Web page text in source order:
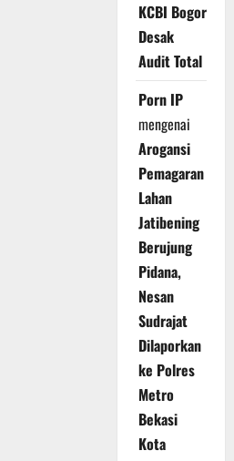
KCBI Bogor
Desak
Audit Total
Porn IP
mengenai
Arogansi
Pemagaran
Lahan
Jatibening
Berujung
Pidana,
Nesan
Sudrajat
Dilaporkan
ke Polres
Metro
Bekasi
Kota